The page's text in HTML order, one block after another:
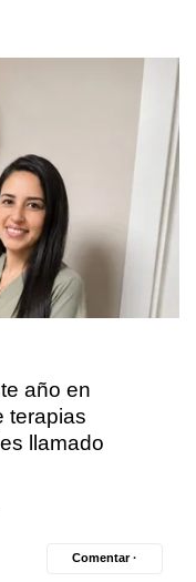
año en
terapias
llamado
Comentar ·